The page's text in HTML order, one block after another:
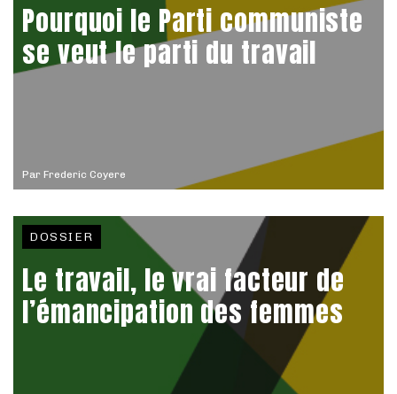
Par Frederic Coyere
Pourquoi le Parti communiste
se veut le parti du travail
DOSSIER
Le travail, le vrai facteur de
l’émancipation des femmes